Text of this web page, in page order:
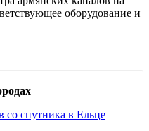
оборудование и
со спутника в Ельце